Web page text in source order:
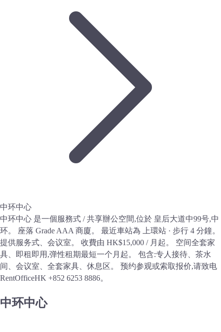
中环中心
中环中心 是一個服務式 / 共享辦公空間,位於 皇后大道中99号,中
环。 座落 Grade AAA 商廈。 最近車站為 上環站 · 步行 4 分鐘。
提供服务式、会议室。 收費由 HK$15,000 / 月起。 空间全套家
具、即租即用,弹性租期最短一个月起。 包含:专人接待、茶水
间、会议室、全套家具、休息区。 预约参观或索取报价,请致电
RentOfficeHK +852 6253 8886。
中环中心